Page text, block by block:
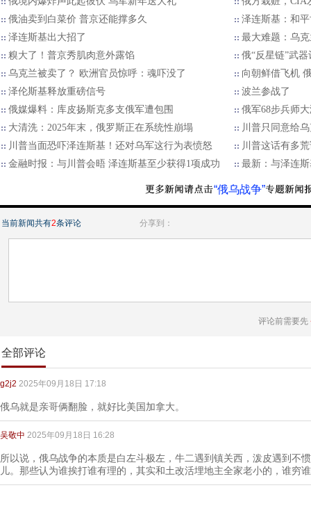
俄油卖到白菜价 普京还能撑多久
泽连斯基：和
泽连斯基出大招了
最大难题：乌
糗大了！普京秀肌肉意外露馅
俄“反星链”武
乌克兰被卖了？ 欧洲官员惊呼：魂吓没了
向朝鲜借飞机
泽伦斯基释放重磅信号
波兰参战了
俄媒爆料：库皮扬斯克多支俄军遭包围
俄军68步兵师
大清洗：2025年末，俄罗斯正在系统性崩塌
川普只同意给
川普当面恐吓泽连斯基！还对乌军这行为表愤怒
川普这话有多
金融时报：与川普会晤 泽连斯基至少获得1项成功
最新：与泽连
“俄乌战争”
当前新闻共有2条评论 分享到：
评论前需要先
全部评论
g2j2 2025年09月18日 17:18
俄乌就是亲哥俩翻脸，就好比美国加拿大。
吴敬中 2025年09月18日 16:28
所以说，俄乌战争的本质是白左斗极左，牛二遇到镇关西，泼皮遇到不
儿。那些认为谁挨打谁有理的，其实和土改活埋地主全家老小的，谁穷